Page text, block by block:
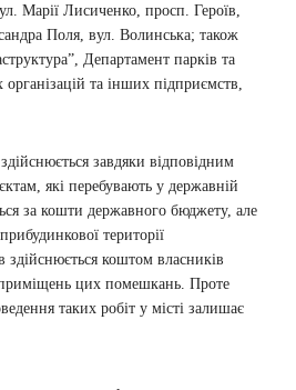
Марії Лисиченко, просп. Героїв,
Поля, вул. Волинська; також
Департамент парків та
організацій та інших підприємств,
завдяки відповідним
які перебувають у державній
за кошти державного бюджету, але
території
здійснюється коштом власників
цих помешкань. Проте
таких робіт у місті залишає